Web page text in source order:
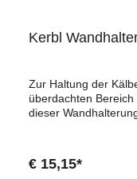
Kerbl
Zur Haltung der
überdachten
dieser
Dübel) ist nicht im
€ 15,15*